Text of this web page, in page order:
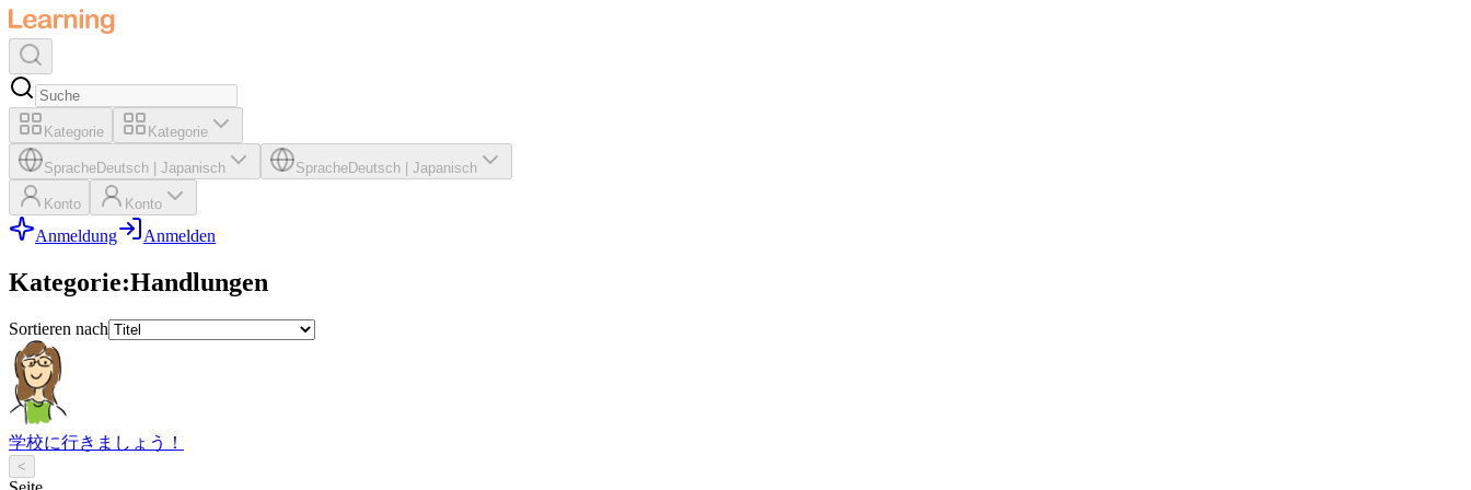
Kategorie Kategorie
SpracheDeutsch Japanisch SpracheDeutsch Japanisch
Konto Konto
Anmeldung Anmelden
Kategorie:Handlungen
Sortieren nach
学校に行きましょう！
<